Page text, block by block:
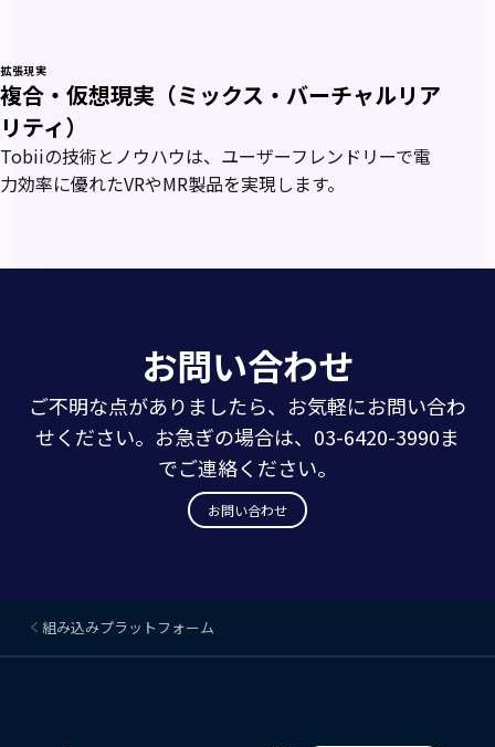
拡張現実
複合・仮想現実（ミックス・バーチャルリア
リティ）
Tobiiの技術とノウハウは、ユーザーフレンドリーで電
力効率に優れたVRやMR製品を実現します。
お問い合わせ
ご不明な点がありましたら、お気軽にお問い合わ
せください。お急ぎの場合は、03-6420-3990ま
でご連絡ください。
お問い合わせ
組み込みプラットフォーム